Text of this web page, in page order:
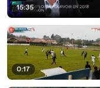
15:35
0:17